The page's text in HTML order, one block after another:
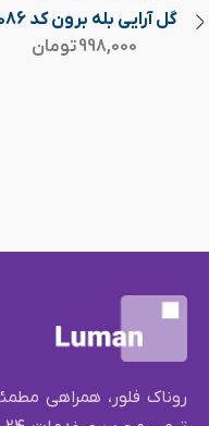
گل آرایی بله برون کد 1086
998,000تومان